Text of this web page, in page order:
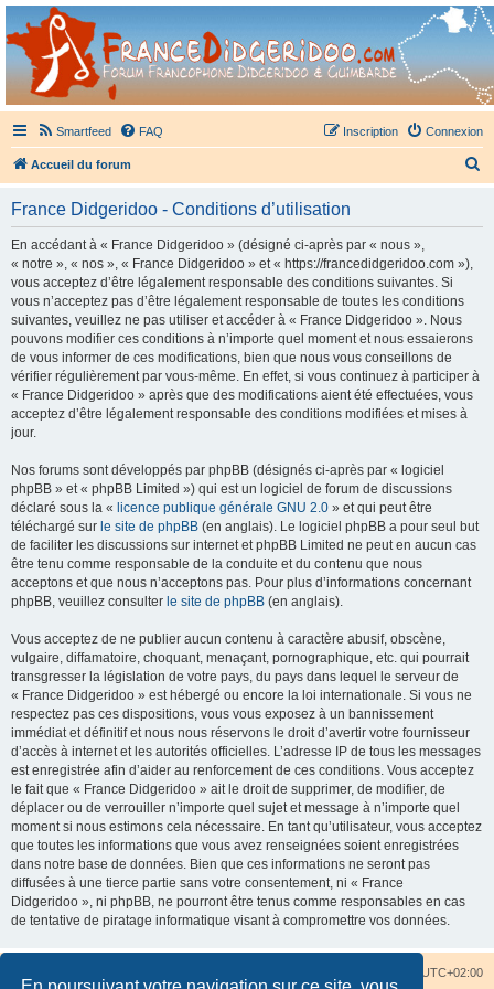
France Didgeridoo
Didgeridoo et Guimbarde sur France Didgeridoo - retrouvez la communauté.
Smartfeed FAQ Connexion
Inscription
Accueil du forum
France Didgeridoo - Conditions d’utilisation
En accédant à « France Didgeridoo » (désigné ci-après par « nous »,
« notre », « nos », « France Didgeridoo » et « https://francedidgeridoo.com »),
vous acceptez d’être légalement responsable des conditions suivantes. Si
vous n’acceptez pas d’être légalement responsable de toutes les conditions
suivantes, veuillez ne pas utiliser et accéder à « France Didgeridoo ». Nous
pouvons modifier ces conditions à n’importe quel moment et nous essaierons
de vous informer de ces modifications, bien que nous vous conseillons de
vérifier régulièrement par vous-même. En effet, si vous continuez à participer à
« France Didgeridoo » après que des modifications aient été effectuées, vous
acceptez d’être légalement responsable des conditions modifiées et mises à
jour.
Nos forums sont développés par phpBB (désignés ci-après par « logiciel
phpBB » et « phpBB Limited ») qui est un logiciel de forum de discussions
déclaré sous la « licence publique générale GNU 2.0 » et qui peut être
téléchargé sur le site de phpBB (en anglais). Le logiciel phpBB a pour seul but
de faciliter les discussions sur internet et phpBB Limited ne peut en aucun cas
être tenu comme responsable de la conduite et du contenu que nous
acceptons et que nous n’acceptons pas. Pour plus d’informations concernant
phpBB, veuillez consulter le site de phpBB (en anglais).
Vous acceptez de ne publier aucun contenu à caractère abusif, obscène,
vulgaire, diffamatoire, choquant, menaçant, pornographique, etc. qui pourrait
transgresser la législation de votre pays, du pays dans lequel le serveur de
« France Didgeridoo » est hébergé ou encore la loi internationale. Si vous ne
respectez pas ces dispositions, vous vous exposez à un bannissement
immédiat et définitif et nous nous réservons le droit d’avertir votre fournisseur
d’accès à internet et les autorités officielles. L’adresse IP de tous les messages
est enregistrée afin d’aider au renforcement de ces conditions. Vous acceptez
le fait que « France Didgeridoo » ait le droit de supprimer, de modifier, de
déplacer ou de verrouiller n’importe quel sujet et message à n’importe quel
moment si nous estimons cela nécessaire. En tant qu’utilisateur, vous acceptez
que toutes les informations que vous avez renseignées soient enregistrées
dans notre base de données. Bien que ces informations ne seront pas
diffusées à une tierce partie sans votre consentement, ni « France
Didgeridoo », ni phpBB, ne pourront être tenus comme responsables en cas
de tentative de piratage informatique visant à compromettre vos données.
UTC+02:00